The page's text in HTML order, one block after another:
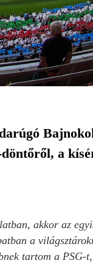
a
akkor az
a
tartom a PSG-